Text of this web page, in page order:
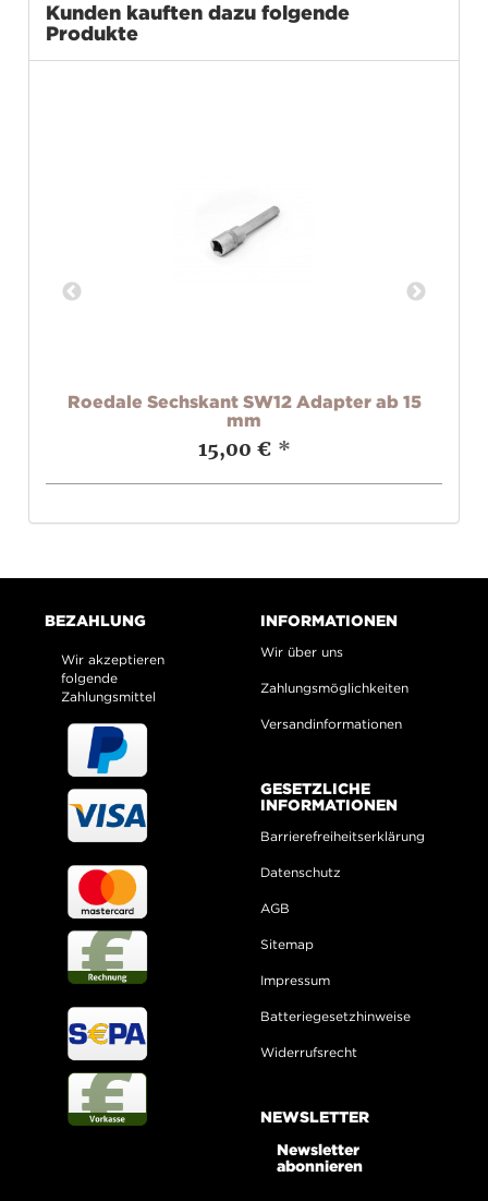
Kunden kauften dazu folgende
Produkte
Roedale Sechskant SW12 Adapter ab 15
mm
15,00 € *
BEZAHLUNG
Wir akzeptieren
folgende
Zahlungsmittel
INFORMATIONEN
Wir über uns
Zahlungsmöglichkeiten
Versandinformationen
GESETZLICHE
INFORMATIONEN
Barrierefreiheitserklärung
Datenschutz
AGB
Sitemap
Impressum
Batteriegesetzhinweise
Widerrufsrecht
NEWSLETTER
Newsletter
abonnieren